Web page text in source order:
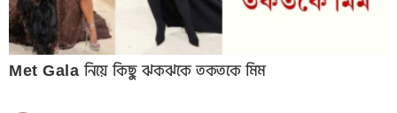
Met Gala নিয়ে কিছু ঝকঝকে তকতকে মিম